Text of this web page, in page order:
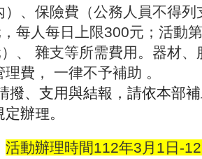
）、保險費（公務人員不得
每人每日上限300元；活動
、 雜支等所需費用。器材、
費， 一律不予補助 。
撥、支用與結報，請依本部
辦理。
活動辦理時間112年3月1日-